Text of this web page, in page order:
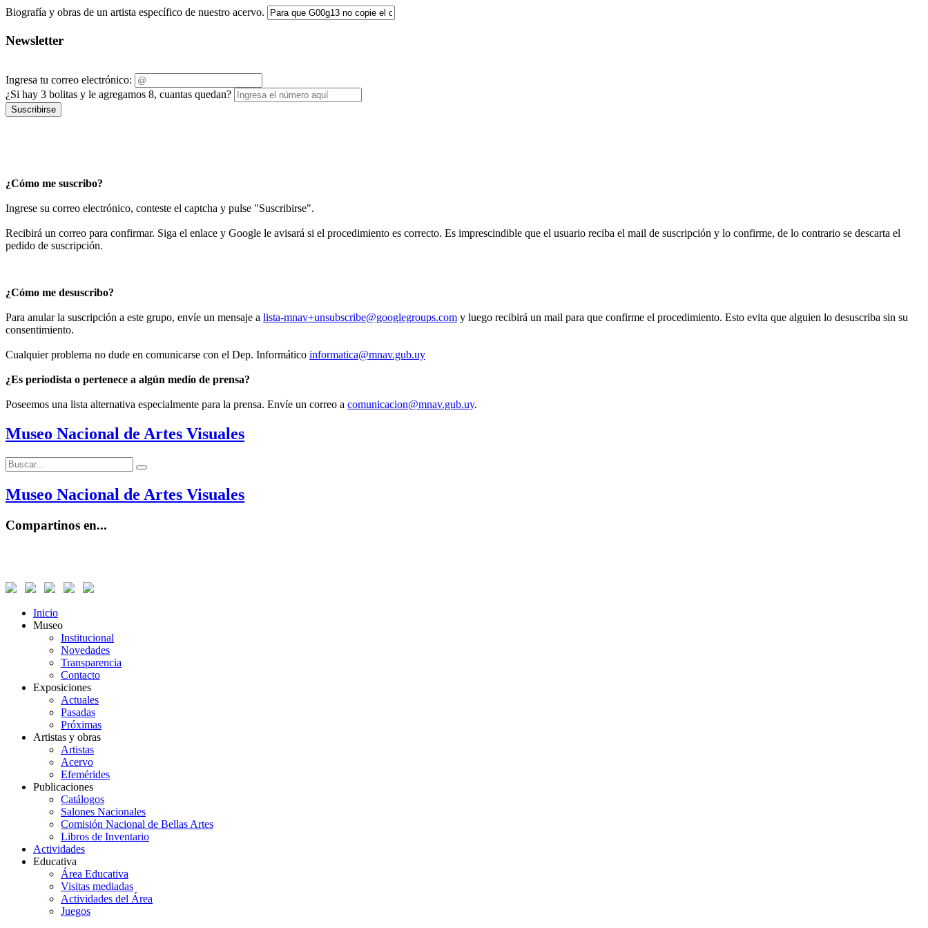
Biografía y obras de un artista específico de nuestro acervo.
Newsletter
Ingresa tu correo electrónico:
¿Si hay 3 bolitas y le agregamos 8, cuantas quedan?
Suscribirse
¿Cómo me suscribo?
Ingrese su correo electrónico, conteste el captcha y pulse "Suscribirse".
Recibirá un correo para confirmar. Siga el enlace y Google le avisará si el procedimiento es correcto. Es imprescindible que el usuario reciba el mail de suscripción y lo confirme, de lo contrario se descarta el
pedido de suscripción.
¿Cómo me desuscribo?
Para anular la suscripción a este grupo, envíe un mensaje a lista-mnav+unsubscribe@googlegroups.com y luego recibirá un mail para que confirme el procedimiento. Esto evita que alguien lo desuscriba sin su
consentimiento.
Cualquier problema no dude en comunicarse con el Dep. Informático informatica@mnav.gub.uy
¿Es periodista o pertenece a algún medio de prensa?
Poseemos una lista alternativa especialmente para la prensa. Envíe un correo a comunicacion@mnav.gub.uy.
Museo Nacional de Artes Visuales
Buscar:
Buscar
Museo Nacional de Artes Visuales
Compartinos en...
Inicio
Museo
Institucional
Novedades
Transparencia
Contacto
Exposiciones
Actuales
Pasadas
Próximas
Artistas y obras
Artistas
Acervo
Efemérides
Publicaciones
Catálogos
Salones Nacionales
Comisión Nacional de Bellas Artes
Libros de Inventario
Actividades
Educativa
Área Educativa
Visitas mediadas
Actividades del Área
Juegos